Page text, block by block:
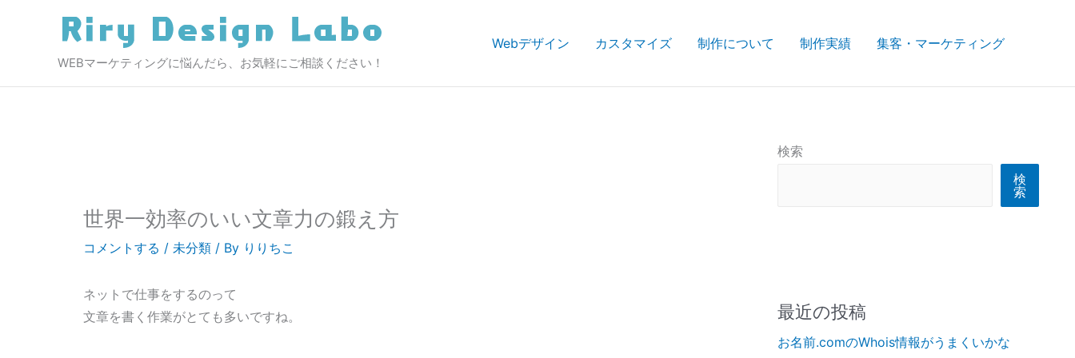
WEBマーケティングに悩んだら、お気軽にご相談ください！
Webデザイン カスタマイズ 制作について 制作実績 集客・マーケティング
世界一効率のいい文章力の鍛え方
コメントする / 未分類 / By りりちこ
ネットで仕事をするのって
文章を書く作業がとても多いですね。
検索
検
索
最近の投稿
お名前.comのWhois情報がうまくいかな